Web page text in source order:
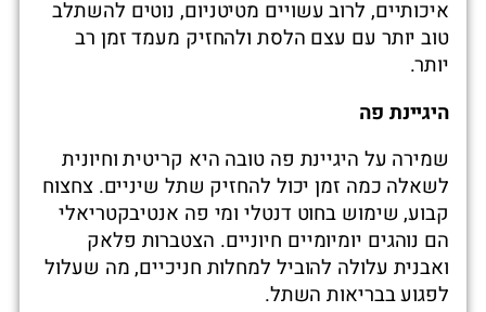
איכותיים, לרוב עשויים מטיטניום, נוטים להשתלב
טוב יותר עם עצם הלסת ולהחזיק מעמד זמן רב
יותר.
היגיינת פה
שמירה על היגיינת פה טובה היא קריטית וחיונית
לשאלה כמה זמן יכול להחזיק שתל שיניים. צחצוח
קבוע, שימוש בחוט דנטלי ומי פה אנטיבקטריאלי
הם נוהגים יומיומיים חיוניים. הצטברות פלאק
ואבנית עלולה להוביל למחלות חניכיים, מה שעלול
לפגוע בבריאות השתל.